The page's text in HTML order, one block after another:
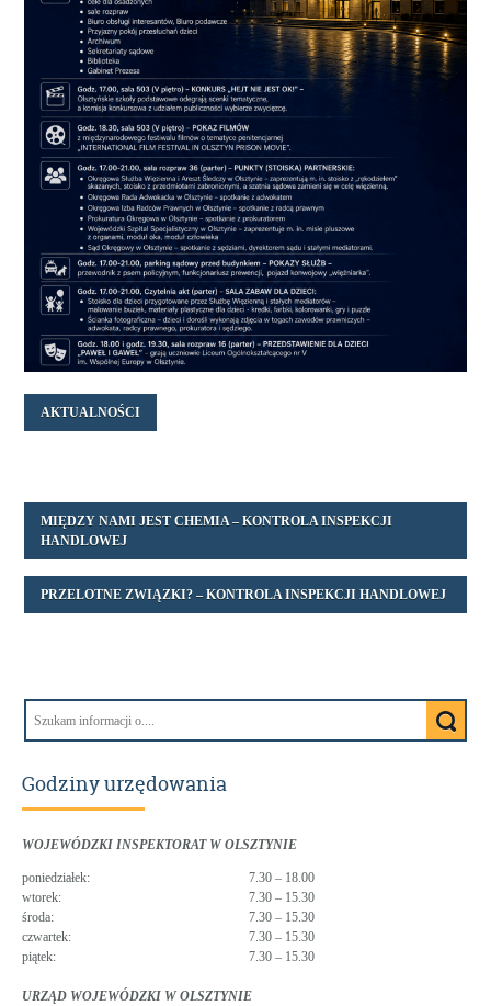
AKTUALNOŚCI
MIĘDZY NAMI JEST CHEMIA – KONTROLA INSPEKCJI
HANDLOWEJ
PRZELOTNE ZWIĄZKI? – KONTROLA INSPEKCJI HANDLOWEJ
Godziny urzędowania
WOJEWÓDZKI INSPEKTORAT W OLSZTYNIE
poniedziałek:
7.30 – 18.00
wtorek:
7.30 – 15.30
środa:
7.30 – 15.30
czwartek:
7.30 – 15.30
piątek:
7.30 – 15.30
URZĄD WOJEWÓDZKI W OLSZTYNIE